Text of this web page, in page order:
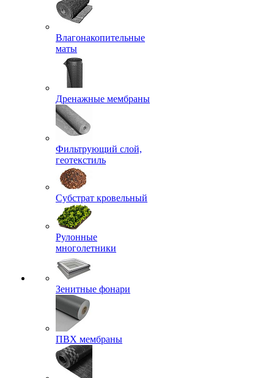
Влагонакопительные
маты
Дренажные мембраны
Фильтрующий слой,
геотекстиль
Субстрат кровельный
Рулонные
многолетники
Зенитные фонари
ПВХ мембраны